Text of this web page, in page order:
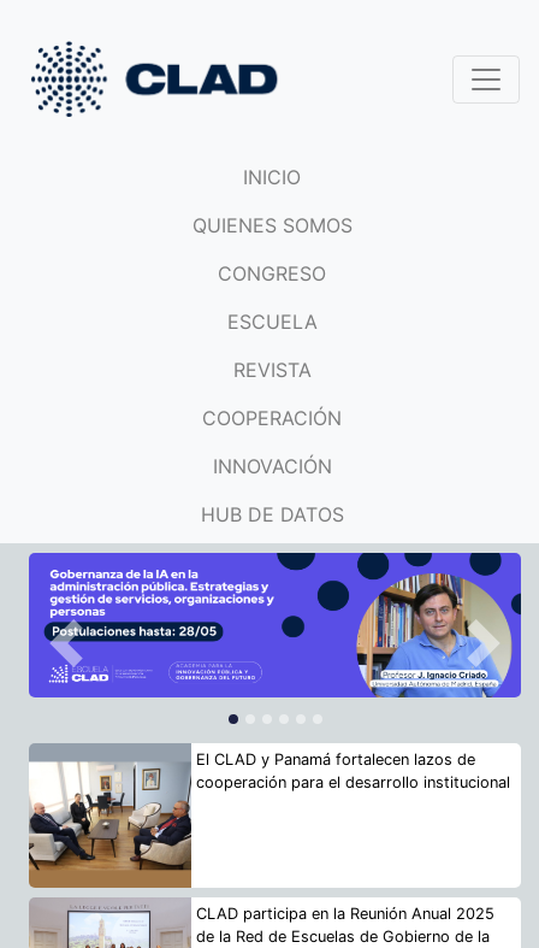
INICIO
QUIENES SOMOS
CONGRESO
ESCUELA
REVISTA
COOPERACIÓN
INNOVACIÓN
HUB DE DATOS
Previous Next
El CLAD y Panamá fortalecen lazos de
cooperación para el desarrollo institucional
CLAD participa en la Reunión Anual 2025
de la Red de Escuelas de Gobierno de la